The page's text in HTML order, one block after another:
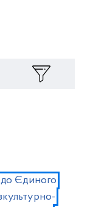
Єдиного